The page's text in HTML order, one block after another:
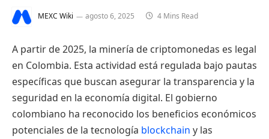
MEXC Wiki agosto 6, 2025 4 Mins Read
A partir de 2025, la minería de criptomonedas es legal
en Colombia. Esta actividad está regulada bajo pautas
específicas que buscan asegurar la transparencia y la
seguridad en la economía digital. El gobierno
colombiano ha reconocido los beneficios económicos
potenciales de la tecnología blockchain y las